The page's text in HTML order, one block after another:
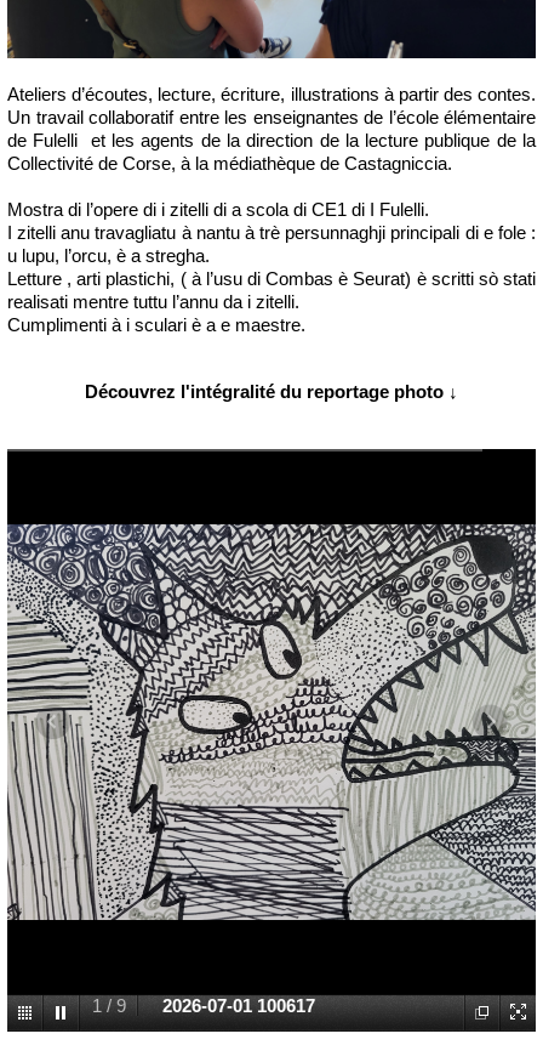
Ateliers d’écoutes, lecture, écriture, illustrations à partir des contes.
Un travail collaboratif entre les enseignantes de l’école élémentaire
de Fulelli et les agents de la direction de la lecture publique de la
Collectivité de Corse, à la médiathèque de Castagniccia.
Mostra di l’opere di i zitelli di a scola di CE1 di I Fulelli.
I zitelli anu travagliatu à nantu à trè persunnaghji principali di e fole :
u lupu, l’orcu, è a stregha.
Letture , arti plastichi, ( à l’usu di Combas è Seurat) è scritti sò stati
realisati mentre tuttu l’annu da i zitelli.
Cumplimenti à i sculari è a e maestre.
Découvrez l'intégralité du reportage photo ↓
1 /9 2026-07-01 100617